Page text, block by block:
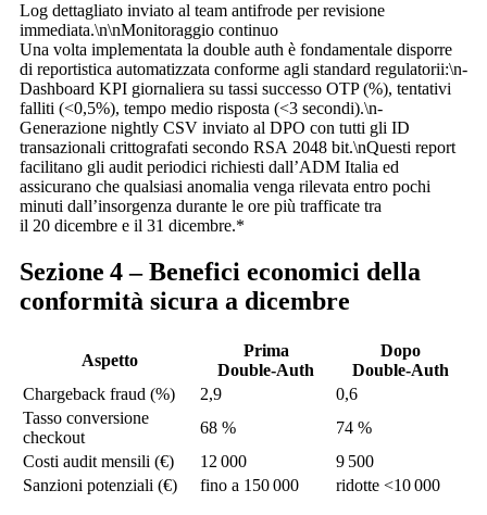
Log dettagliato inviato al team antifrode per revisione
immediata.\n\nMonitoraggio continuo
Una volta implementata la double auth è fondamentale disporre
di reportistica automatizzata conforme agli standard regulatorii:\n-
Dashboard KPI giornaliera su tassi successo OTP (%), tentativi
falliti (<0,5%), tempo medio risposta (<3 secondi).\n-
Generazione nightly CSV inviato al DPO con tutti gli ID
transazionali crittografati secondo RSA 2048 bit.\nQuesti report
facilitano gli audit periodici richiesti dall’ADM Italia ed
assicurano che qualsiasi anomalia venga rilevata entro pochi
minuti dall’insorgenza durante le ore più trafficate tra
il 20 dicembre e il 31 dicembre.*
Sezione 4 – Benefici economici della
conformità sicura a dicembre
Aspetto
Prima
Double‑Auth
Dopo
Double‑Auth
Chargeback fraud (%)
2,9
0,6
Tasso conversione
checkout
68 %
74 %
Costi audit mensili (€)
12 000
9 500
Sanzioni potenziali (€)
fino a 150 000 ridotte <10 000